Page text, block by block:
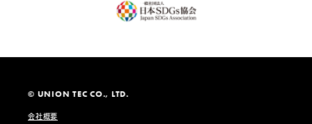
© UNION TEC CO., LTD.
会社概要